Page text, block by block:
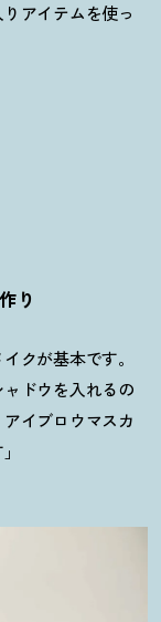
アイテムを使っ
り
クが基本です。
ドウを入れるの
イブロウマスカ